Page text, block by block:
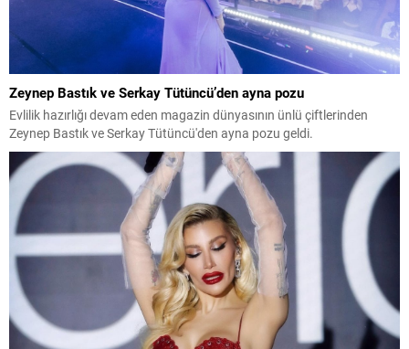
Zeynep Bastık ve Serkay Tütüncü’den ayna pozu
Evlilik hazırlığı devam eden magazin dünyasının ünlü çiftlerinden
Zeynep Bastık ve Serkay Tütüncü'den ayna pozu geldi.